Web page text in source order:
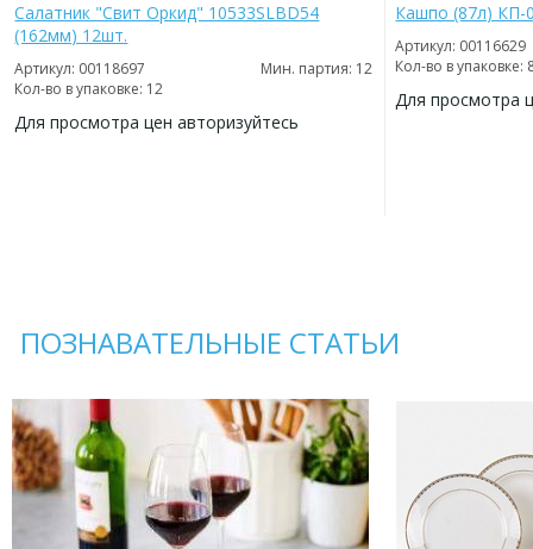
Салатник "Свит Оркид" 10533SLBD54
(162мм) 12шт.
Артикул: 00118697
Мин. партия: 12
Кол-во в упаковке: 12
Для просмотра цен авторизуйтесь
Кашпо (87л) КП-
Артикул: 00116629
Кол-во в упаковке:
Для просмотра
ПОЗНАВАТЕЛЬНЫЕ СТАТЬИ